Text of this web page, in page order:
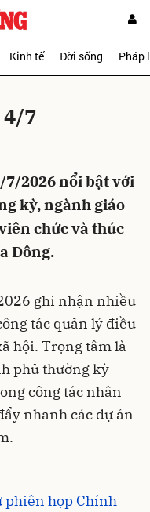
Kinh tế Đời sống Pháp
4/7
2026 nổi bật với
kỳ, ngành giáo
chức và thúc
Đông.
ghi nhận nhiều
tác quản lý điều
hội. Trọng tâm là
phủ thường kỳ
công tác nhân
nhanh các dự án
phiên họp Chính
Hủy Gửi